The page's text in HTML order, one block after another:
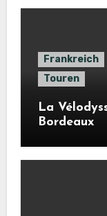
Frankreich
Touren
La
Bordeaux